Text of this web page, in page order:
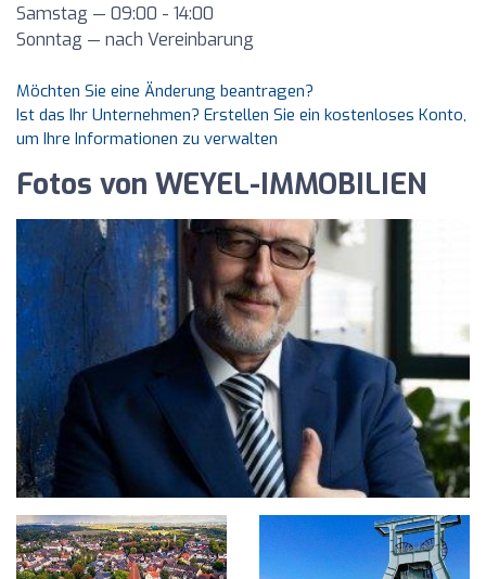
Samstag — 09:00 - 14:00
Sonntag — nach Vereinbarung
Möchten Sie eine Änderung beantragen?
Ist das Ihr Unternehmen? Erstellen Sie ein kostenloses Konto,
um Ihre Informationen zu verwalten
Fotos von WEYEL-IMMOBILIEN